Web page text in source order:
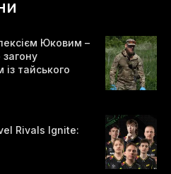
Юковим –
тайського
Rivals Ignite: